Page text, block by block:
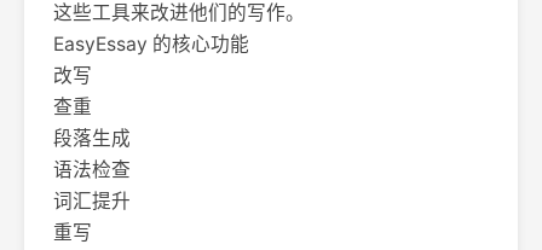
这些工具来改进他们的写作。
EasyEssay 的核心功能
改写
查重
段落生成
语法检查
词汇提升
重写